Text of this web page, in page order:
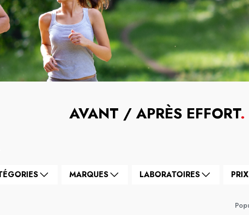
AVANT / APRÈS EFFORT.
MARQUES LABORATOIRES PRIX